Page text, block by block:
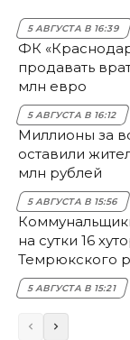
5 АВГУСТА В 16:39
ФК
продавать
млн евро
5 АВГУСТА В 16:12
Миллионы за
оставили
млн рублей
5 АВГУСТА В 15:56
на сутки 16
Темрюкского
5 АВГУСТА В 15:21